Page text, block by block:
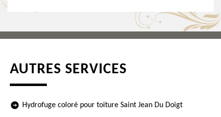
AUTRES SERVICES
Hydrofuge coloré pour toiture Saint Jean Du Doigt